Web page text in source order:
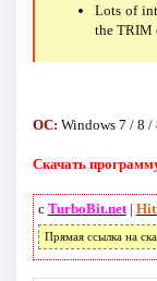
Lots of
the TRIM
ОС: Windows 7 / 8 /
Скачать
с TurboBit.net|
Прямая ссылка на